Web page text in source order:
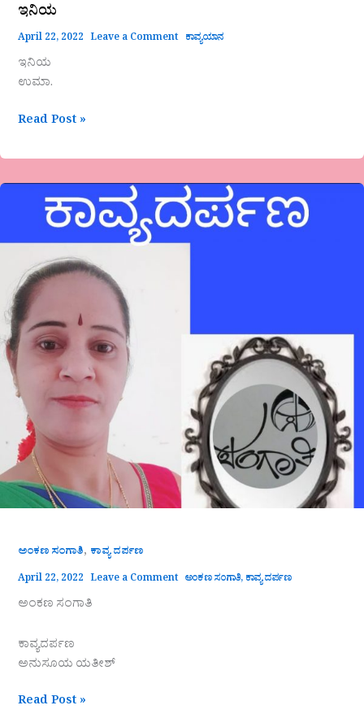
ಇನಿಯ
April 22, 2022 Leave a Comment ಕಾವ್ಯಯಾನ
ಇನಿಯ
ಉಮಾ.
Read Post »
ಅಂಕಣ ಸಂಗಾತಿ, ಕಾವ್ಯ ದರ್ಪಣ
April 22, 2022 Leave a Comment ಅಂಕಣ ಸಂಗಾತಿ, ಕಾವ್ಯ ದರ್ಪಣ
ಅಂಕಣ ಸಂಗಾತಿ
ಕಾವ್ಯದರ್ಪಣ
ಅನುಸೂಯ ಯತೀಶ್
Read Post »